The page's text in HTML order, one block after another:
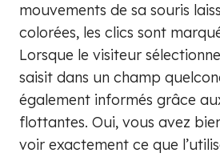
mouvements de sa souris
colorées, les clics sont
Lorsque le visiteur
saisit dans un champ
également informés grâce
flottantes. Oui, vous avez
voir exactement ce que